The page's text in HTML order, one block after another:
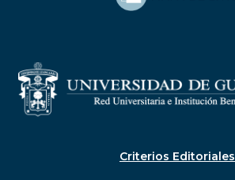
Criterios Editoriales